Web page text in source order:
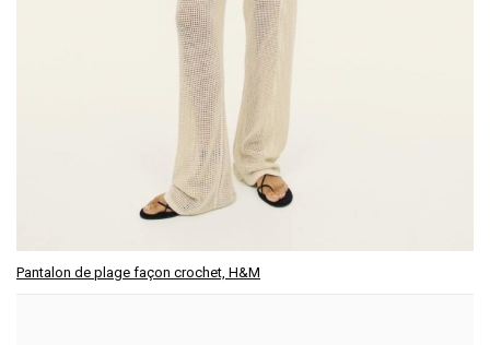
Pantalon de plage façon crochet, H&M